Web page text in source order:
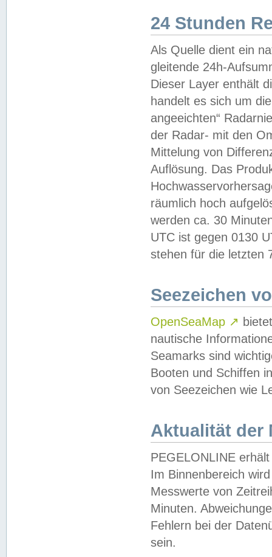
24 Stunden
Als Quelle dient ein
gleitende 24h-
Dieser Layer enthält
handelt es sich um
angeeichten“
der Radar- mit den
Mittelung von
Auflösung. Das
räumlich hoch
werden ca. 30
UTC ist gegen 0130
stehen für die letzten
Seezeichen
OpenSeaMap ↗
nautische
Seamarks sind
Booten und Schiffen
von Seezeichen wie
Aktualität der
PEGELONLINE
Im Binnenbereich
Messwerte von
Minuten.
Fehlern bei der
sein.